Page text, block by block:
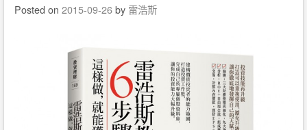
Posted on 2015-09-26by 雷浩斯